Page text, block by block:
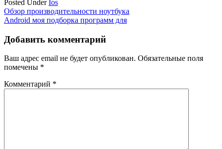
Posted UnderIos
Навигация
по
записям
Обзор производительности ноутбука
Android моя подборка программ для
Добавить комментарий
Ваш адрес email не будет опубликован. Обязательные поля
помечены *
Комментарий *